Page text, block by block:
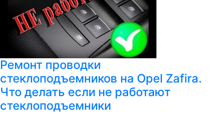
Ремонт проводки
стеклоподъемников на Opel Zafira.
Что делать если не работают
стеклоподъемники